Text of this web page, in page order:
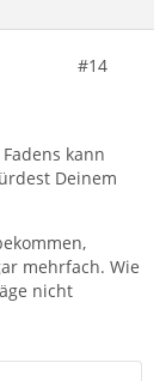
#14
kann
Deinem
mehrfach. Wie
nicht